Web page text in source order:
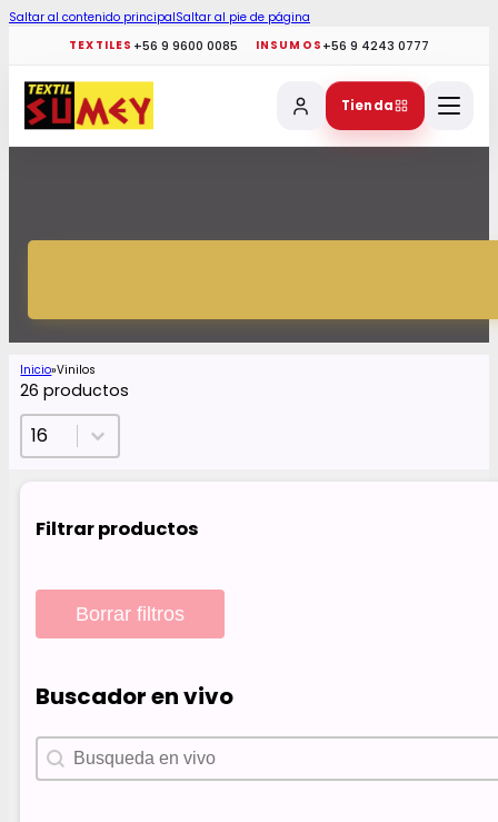
Saltar al contenido principalSaltar al pie de página
TEXTILES +56 9 9600 0085 INSUMOS +56 9 4243 0777
Tienda
Inicio Vinilos
26 productos
Select number per page
16
Select number per page
Filtrar productos
Borrar filtros
Buscador en vivo
Buscador en vivo
Buscador en vivo